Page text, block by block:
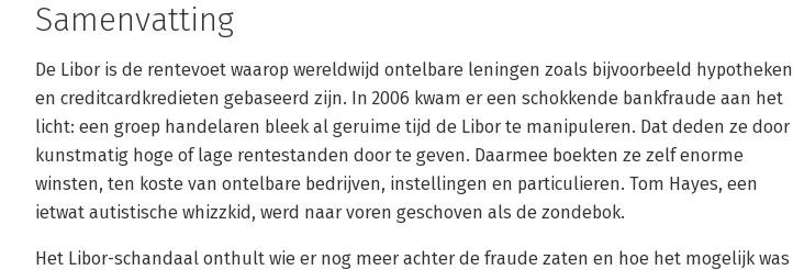
Samenvatting
De Libor is de rentevoet waarop wereldwijd ontelbare leningen zoals bijvoorbeeld hypotheken
en creditcardkredieten gebaseerd zijn. In 2006 kwam er een schokkende bankfraude aan het
licht: een groep handelaren bleek al geruime tijd de Libor te manipuleren. Dat deden ze door
kunstmatig hoge of lage rentestanden door te geven. Daarmee boekten ze zelf enorme
winsten, ten koste van ontelbare bedrijven, instellingen en particulieren. Tom Hayes, een
ietwat autistische whizzkid, werd naar voren geschoven als de zondebok.
Het Libor-schandaal onthult wie er nog meer achter de fraude zaten en hoe het mogelijk was